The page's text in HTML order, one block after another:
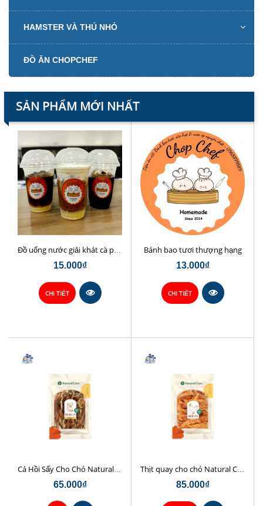
HAMSTER VÀ THÚ NHỎ
ĐỒ ĂN CHOPCHEF
SẢN PHẨM MỚI NHẤT
Đồ uống nước giải khát cà phê sữa hạt Chop Chef
15.000₫
CHI TIẾT
Bánh bao tươi thượng hạng
13.000₫
CHI TIẾT
Cá Hồi Sấy Cho Chó Natural Core 45gr
65.000₫
Thịt quay cho chó Natural Core 70g
85.000₫